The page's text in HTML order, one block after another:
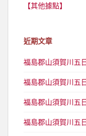
【其他據點】
近期文章
福島郡山須賀川五
福島郡山須賀川五
福島郡山須賀川五
福島郡山須賀川五